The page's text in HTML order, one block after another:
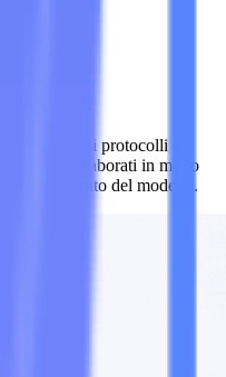
rigorosi protocolli di
siano elaborati in modo
del modello.